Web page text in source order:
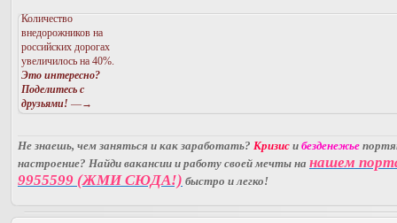
Количество
внедорожников на
российских дорогах
увеличилось на 40%.
Это интересно?
Поделитесь с
друзьями! —→
Не знаешь, чем заняться и как заработать? Кризис и безденежье
настроение? Найди вакансии и работу своей мечты на нашем
9955599 (ЖМИ СЮДА!) быстро и легко!